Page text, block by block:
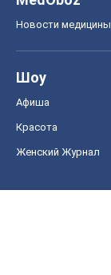
Новости медицины
Шоу
Афиша
Красота
Женский Журнал